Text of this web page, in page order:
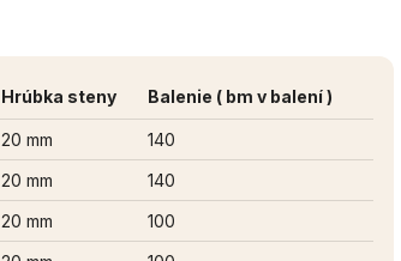
Hrúbka steny Balenie ( bm v balení )
20 mm
140
20 mm
140
20 mm
100